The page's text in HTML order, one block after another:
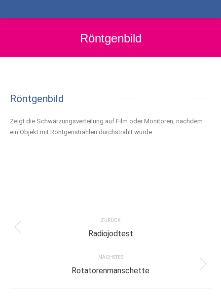
Röntgenbild
Röntgenbild
Zeigt die Schwärzungsverteilung auf Film oder Monitoren, nachdem
ein Objekt mit Röntgenstrahlen durchstrahlt wurde.
navigation
ZURÜCK
Previous
Radiojodtest
NÄCHSTES
Next
Rotatorenmanschette